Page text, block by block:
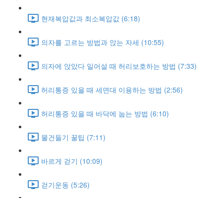
현재복압값과 최소복압값 (6:18)
의자를 고르는 방법과 앉는 자세 (10:55)
의자에 앉았다 일어설 때 허리보호하는 방법 (7:33)
허리통증 있을 때 세면대 이용하는 방법 (2:56)
허리통증 있을 때 바닥에 눕는 방법 (6:10)
물건들기 꿀팁 (7:11)
바르게 걷기 (10:09)
걷기운동 (5:26)